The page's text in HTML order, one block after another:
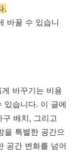
.
바꿀 수 있습니
바꾸기는 비용
있습니다. 이 글에
배치, 그리고
을 특별한 공간으
공간 변화를 넘어